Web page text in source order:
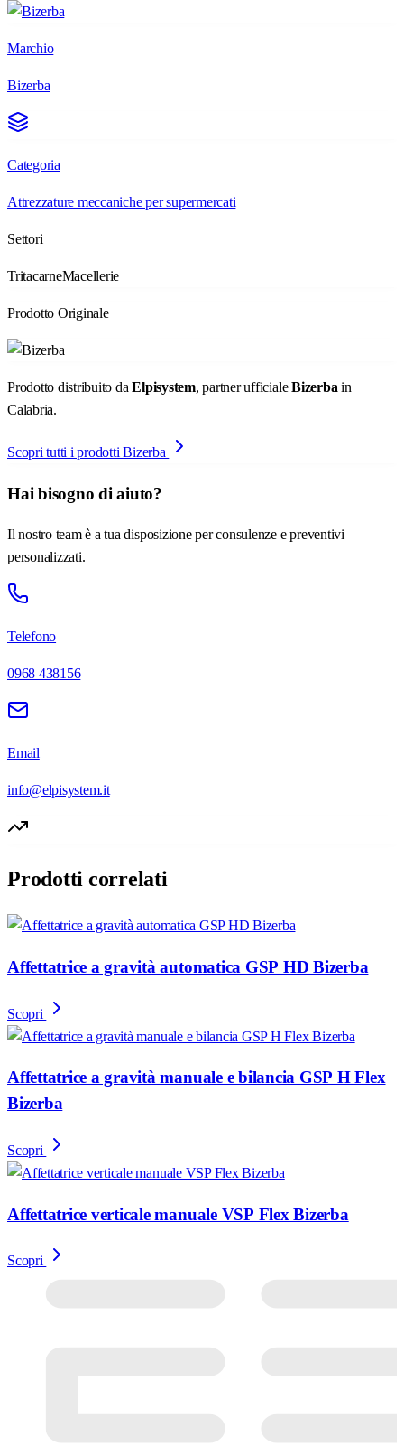
Marchio
Bizerba
Categoria
Attrezzature meccaniche per supermercati
Settori
TritacarneMacellerie
Prodotto Originale
Prodotto distribuito daElpisystem, partner ufficialeBizerba in
Calabria.
Scopri tutti i prodotti Bizerba
Hai bisogno di aiuto?
Il nostro team è a tua disposizione per consulenze e preventivi
personalizzati.
Telefono
0968 438156
Email
info@elpisystem.it
Prodotti correlati
Affettatrice a gravità automatica GSP HD Bizerba
Scopri
Affettatrice a gravità manuale e bilancia GSP H Flex
Bizerba
Scopri
Affettatrice verticale manuale VSP Flex Bizerba
Scopri